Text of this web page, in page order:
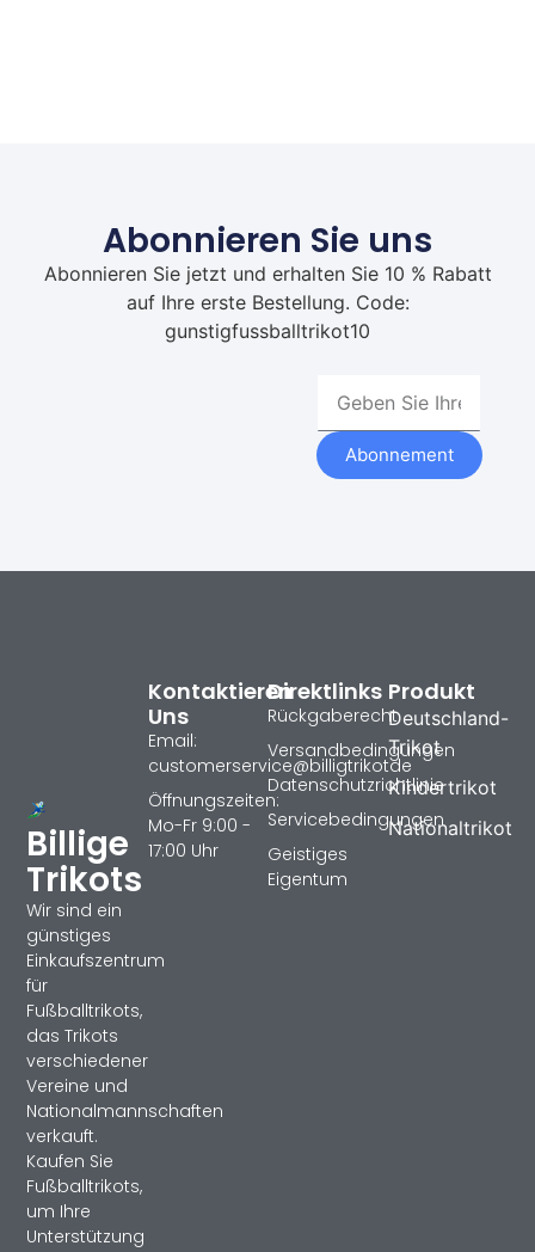
Abonnieren Sie uns
Abonnieren Sie jetzt und erhalten Sie 10 % Rabatt
auf Ihre erste Bestellung. Code:
gunstigfussballtrikot10
Abonnement
Billige
Trikots
Wir sind ein
günstiges
Einkaufszentrum
für
Fußballtrikots,
das Trikots
verschiedener
Vereine und
Nationalmannschaften
verkauft.
Kaufen Sie
Fußballtrikots,
um Ihre
Unterstützung
Produkt
Deutschland-
Trikot
Kindertrikot
Nationaltrikot
Direktlinks
Rückgaberecht
Versandbedingungen
Datenschutzrichtlinie
Servicebedingungen
Geistiges
Eigentum
Kontaktieren
Uns
Email:
customerservice@billigtrikotde
Öffnungszeiten:
Mo-Fr 9:00 -
17:00 Uhr